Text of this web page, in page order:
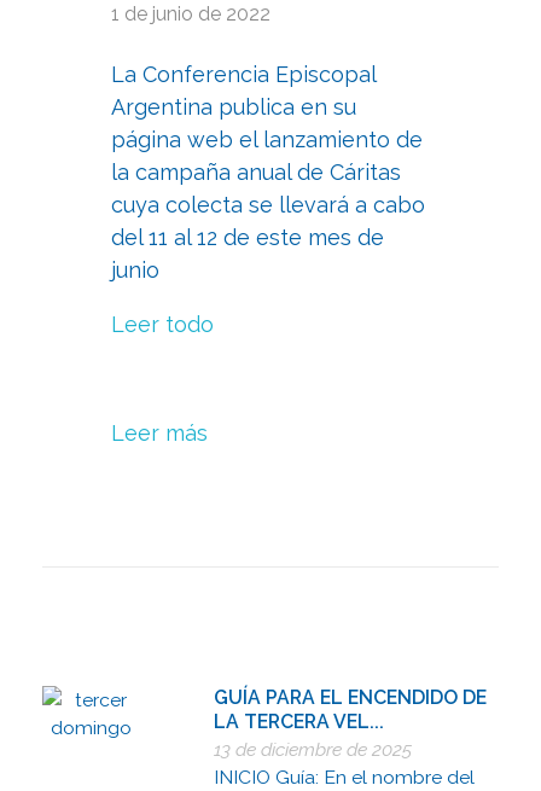
1 de junio de 2022
La Conferencia Episcopal
Argentina publica en su
página web el lanzamiento de
la campaña anual de Cáritas
cuya colecta se llevará a cabo
del 11 al 12 de este mes de
junio
Leer todo
Leer más
GUÍA PARA EL ENCENDIDO DE
LA TERCERA VEL...
13 de diciembre de 2025
INICIO Guía: En el nombre del